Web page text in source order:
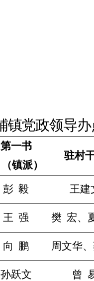
镇党政领导办
第一书
（镇派）
驻村
彭 毅 王建
王 强 樊 宏、
向 鹏 周文华
孙跃文 曾